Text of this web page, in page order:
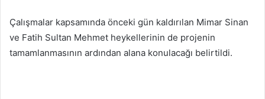
Çalışmalar kapsamında önceki gün kaldırılan Mimar Sinan
ve Fatih Sultan Mehmet heykellerinin de projenin
tamamlanmasının ardından alana konulacağı belirtildi.